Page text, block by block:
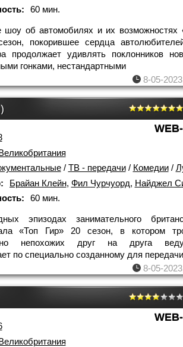
60 мин.
шоу об автомобилях и их возможностях
покорившее сердца
продолжает удивлять поклонников
гонками, нестандартными
8-05-
/ ТВ - передачи/ Комедии/ Лучшие
Брайан Клейн, Фил Чурчуорд, Найджел
60 мин.
эпизодах занимательного
«Топ Гир» 20 сезон, в котором
непохожих друг на друга
по специально созданному для передачи
8-05-